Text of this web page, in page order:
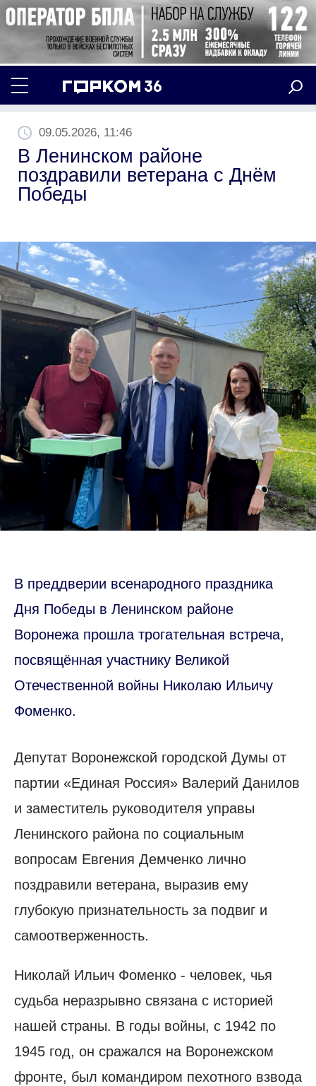
09.05.2026, 11:46
В Ленинском районе
поздравили ветерана с Днём
Победы
В преддверии всенародного праздника
Дня Победы в Ленинском районе
Воронежа прошла трогательная встреча,
посвящённая участнику Великой
Отечественной войны Николаю Ильичу
Фоменко.
Депутат Воронежской городской Думы от
партии «Единая Россия» Валерий Данилов
и заместитель руководителя управы
Ленинского района по социальным
вопросам Евгения Демченко лично
поздравили ветерана, выразив ему
глубокую признательность за подвиг и
самоотверженность.
Николай Ильич Фоменко - человек, чья
судьба неразрывно связана с историей
нашей страны. В годы войны, с 1942 по
1945 год, он сражался на Воронежском
фронте, был командиром пехотного взвода